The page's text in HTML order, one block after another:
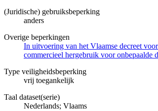
(Juridische) gebruiksbeperking
anders
Overige beperkingen
In uitvoering van het Vlaamse decreet
commercieel hergebruik voor onbepaalde
Type veiligheidsbeperking
vrij toegankelijk
Taal dataset(serie)
Nederlands; Vlaams